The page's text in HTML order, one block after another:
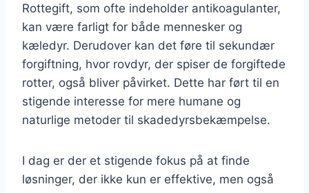
Rottegift, som ofte indeholder antikoagulanter,
kan være farligt for både mennesker og
kæledyr. Derudover kan det føre til sekundær
forgiftning, hvor rovdyr, der spiser de forgiftede
rotter, også bliver påvirket. Dette har ført til en
stigende interesse for mere humane og
naturlige metoder til skadedyrsbekæmpelse.
I dag er der et stigende fokus på at finde
løsninger, der ikke kun er effektive, men også